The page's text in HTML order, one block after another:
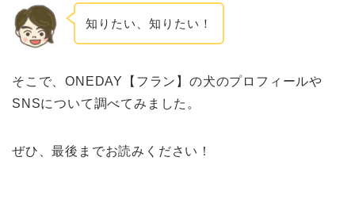
知りたい、知りたい！
そこで、ONEDAY【フラン】の犬のプロフィールや
SNSについて調べてみました。
ぜひ、最後までお読みください！